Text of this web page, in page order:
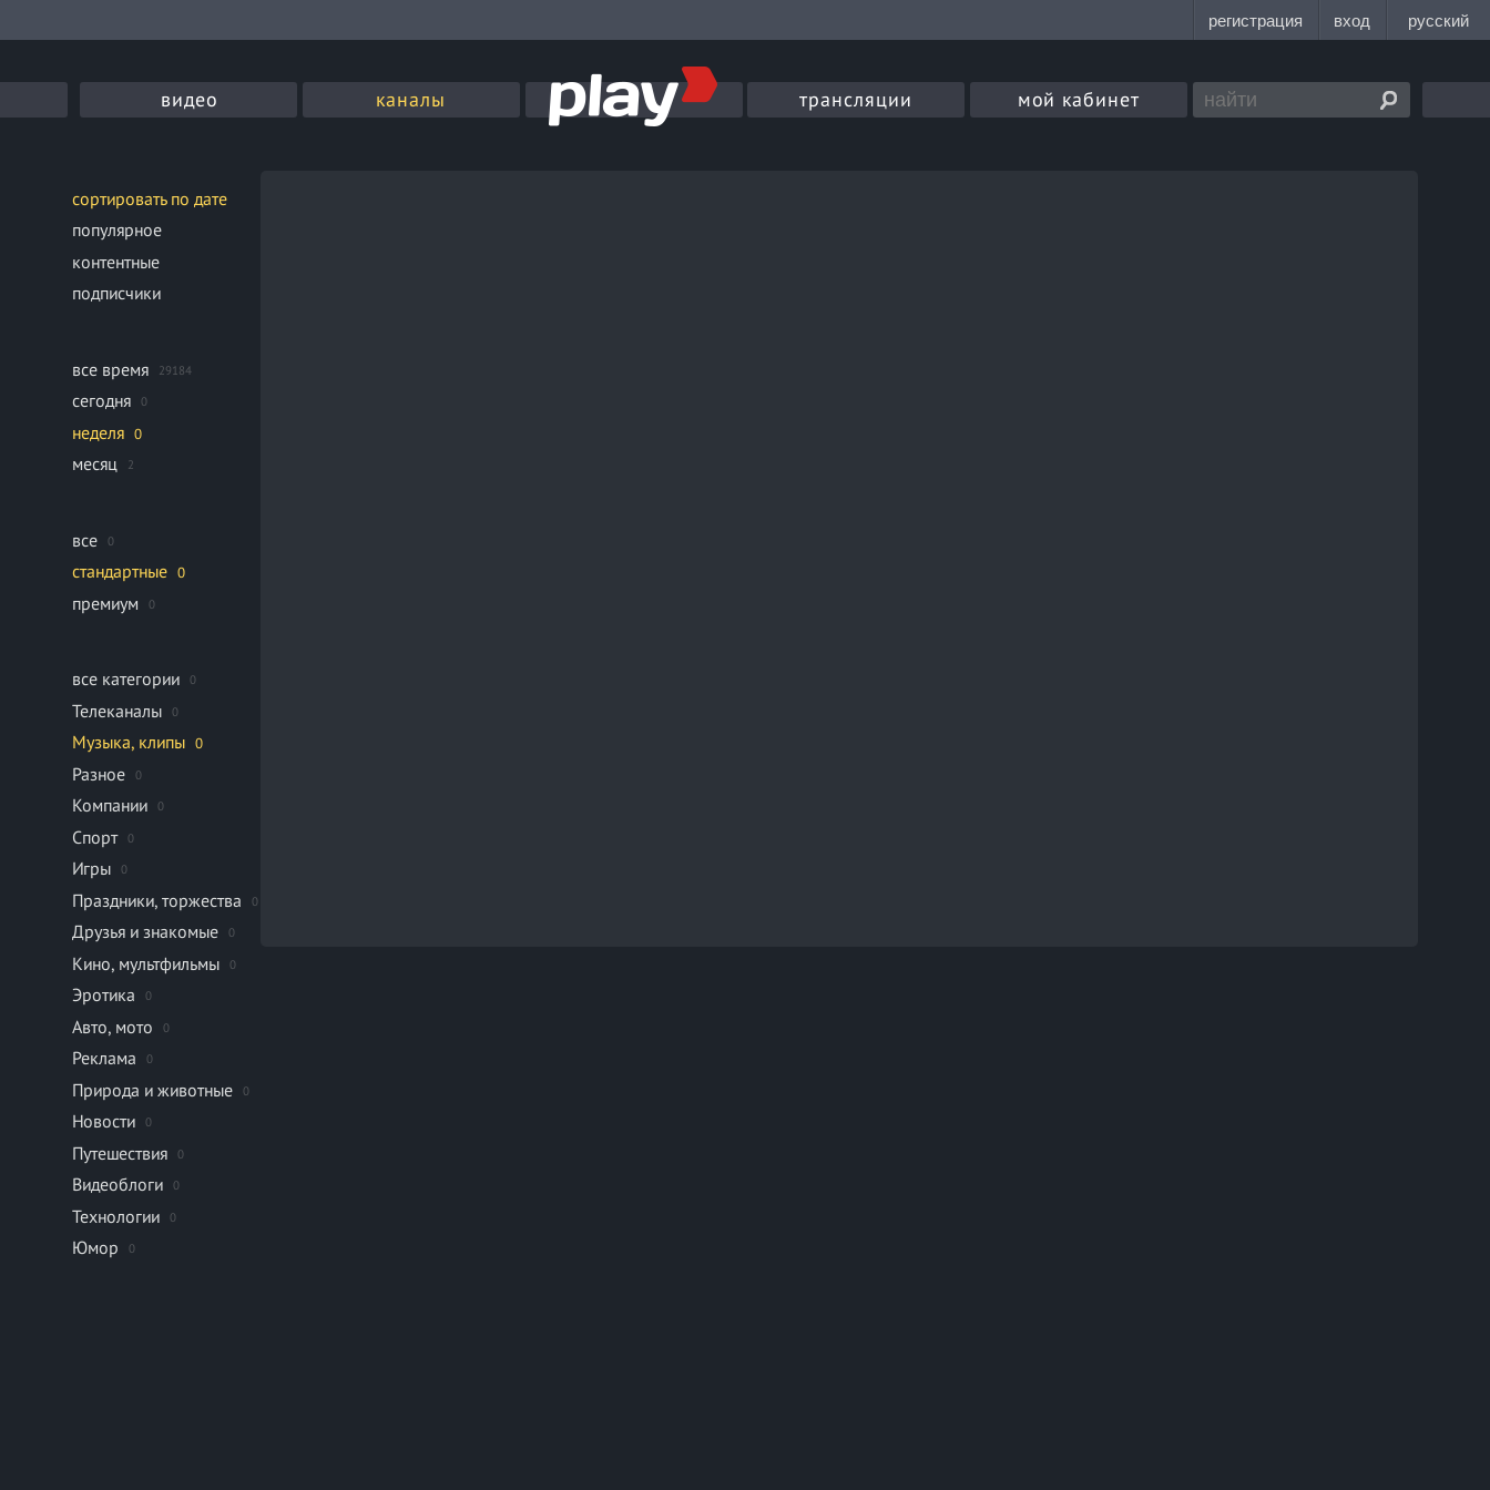
видео каналы трансляции мой кабинет
сортировать по дате
популярное
контентные
подписчики
все время 29184
сегодня 0
неделя 0
месяц 2
все 0
стандартные 0
премиум 0
все категории 0
Телеканалы 0
Музыка, клипы 0
Разное 0
Компании 0
Спорт 0
Игры 0
Праздники, торжества 0
Друзья и знакомые 0
Кино, мультфильмы 0
Эротика 0
Авто, мото 0
Реклама 0
Природа и животные 0
Новости 0
Путешествия 0
Видеоблоги 0
Технологии 0
Юмор 0